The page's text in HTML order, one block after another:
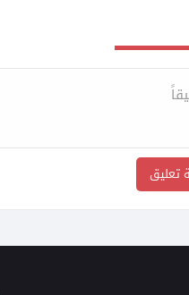
تعليق